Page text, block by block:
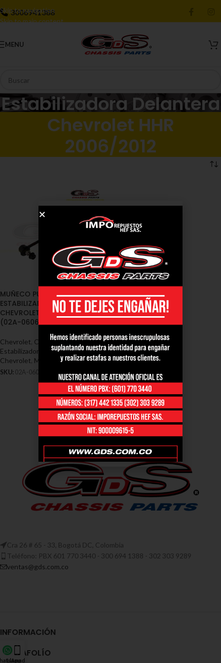
Skip to navigation
Skip to main content
3006941388
MENU
Estabilizadora Delantera
Chevrolet HHR
2006/2012
MUÑECO PUNTA
ESTABILIZADORA DELANTERO
CHEVROLET HHR 2006/2012
(02A-0606)
Chevrolet Cauchos / Muñecos
Estabilizadoras / Soportes -
Chevrolet Muñeco chevrolet hhr
SKU: 02A-0606
Cra 26 # 65 - 33, Bogotá DC, Colombia
Teléfono: PBX 601 770 3440 - 300 694 1388 - 302 303 9289
ventas@gds.com.co
INFORMACIÓN
PORTAFOLÍO
Llamada